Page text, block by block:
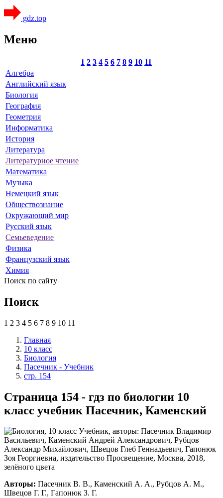
gdz.top
Меню
1 2 3 4 5 6 7 8 9 10 11
Алгебра
Английский язык
Биология
География
Геометрия
Информатика
История
Литература
Литературное чтение
Математика
Музыка
Немецкий язык
Обществознание
Окружающий мир
Русский язык
Семьеведение
Физика
Французский язык
Химия
Поиск по сайту
Поиск
1 2 3 4 5 6 7 8 9 10 11
Главная
10 класс
Биология
Пасечник - Учебник
стр. 154
Страница 154 - гдз по биологии 10
класс учебник Пасечник, Каменский
Авторы: Пасечник В. В., Каменский А. А., Рубцов А. М.,
Швецов Г. Г., Гапонюк З. Г.